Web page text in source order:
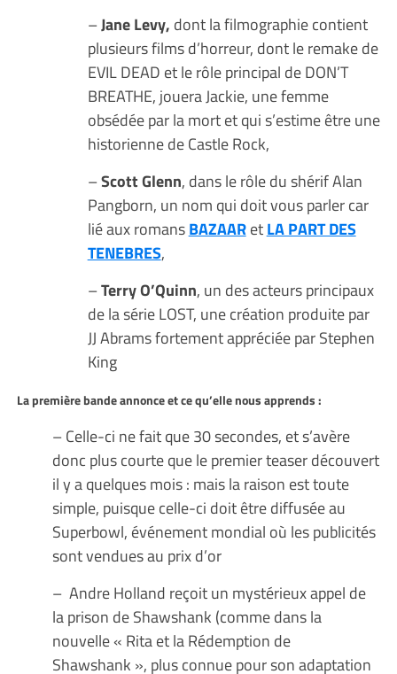
–Jane Levy, dont la filmographie contient
plusieurs films d’horreur, dont le remake de
EVIL DEAD et le rôle principal de DON’T
BREATHE, jouera Jackie, une femme
obsédée par la mort et qui s’estime être une
historienne de Castle Rock,
–Scott Glenn, dans le rôle du shérif Alan
Pangborn, un nom qui doit vous parler car
lié aux romansBAZAARetLA PART DES
TENEBRES,
–Terry O’Quinn, un des acteurs principaux
de la série LOST, une création produite par
JJ Abrams fortement appréciée par Stephen
King
La première bande annonce et ce qu’elle nous apprends :
– Celle-ci ne fait que 30 secondes, et s’avère
donc plus courte que le premier teaser découvert
il y a quelques mois : mais la raison est toute
simple, puisque celle-ci doit être diffusée au
Superbowl, événement mondial où les publicités
sont vendues au prix d’or
– Andre Holland reçoit un mystérieux appel de
la prison de Shawshank (comme dans la
nouvelle « Rita et la Rédemption de
Shawshank », plus connue pour son adaptation